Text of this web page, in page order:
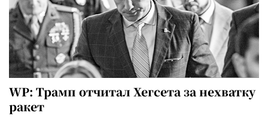
WP: Трамп отчитал Хегсета за нехватку
ракет